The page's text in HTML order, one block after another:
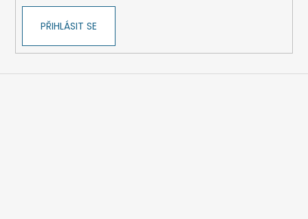
PŘIHLÁSIT SE